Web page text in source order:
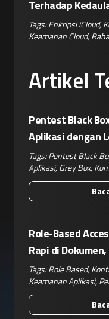
Artikel
Pentest Black
Aplikasi dengan
Kompleks
Tags:Pentest Black
Aplikasi,Grey Box,
Role-Based
Rapi di
Operasional
Tags:Role Based,
Keamanan Aplikasi,
Pemblokiran
Tags:Perang Teknologi
Keamanan IoT,Risiko